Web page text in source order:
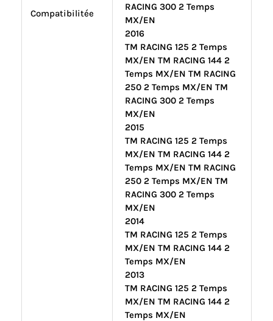
Compatibilitée
RACING 300 2 Temps
MX/EN
2016
TM RACING 125 2 Temps
MX/EN TM RACING 144 2
Temps MX/EN TM RACING
250 2 Temps MX/EN TM
RACING 300 2 Temps
MX/EN
2015
TM RACING 125 2 Temps
MX/EN TM RACING 144 2
Temps MX/EN TM RACING
250 2 Temps MX/EN TM
RACING 300 2 Temps
MX/EN
2014
TM RACING 125 2 Temps
MX/EN TM RACING 144 2
Temps MX/EN
2013
TM RACING 125 2 Temps
MX/EN TM RACING 144 2
Temps MX/EN